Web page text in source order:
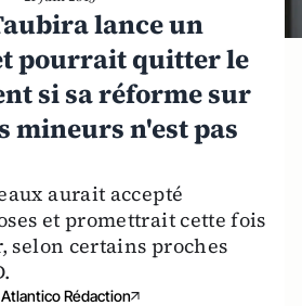
lance un
pourrait quitter le
si sa réforme sur
mineurs n'est pas
aurait accepté
et promettrait cette fois
selon certains proches
Atlantico Rédaction